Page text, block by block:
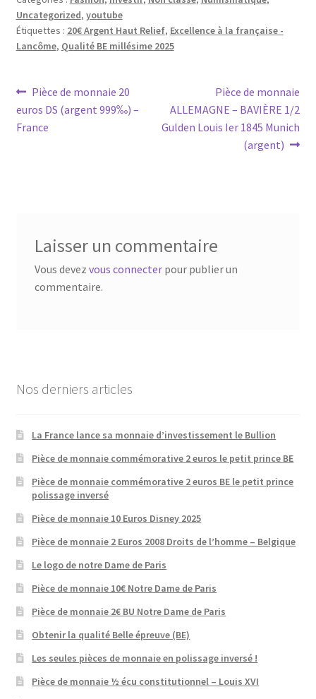
Uncategorized, youtube
Étiquettes : 20€ Argent Haut Relief, Excellence à la française -
Lancôme, Qualité BE millésime 2025
Pièce de monnaie 20
euros DS (argent 999‰) –
France
Pièce de monnaie
ALLEMAGNE – BAVIÈRE 1/2
Gulden Louis Ier 1845 Munich
(argent)
Laisser un commentaire
Vous devez vous connecterpour publier un
commentaire.
Nos derniers articles
La France lance sa monnaie d’investissement le Bullion
Pièce de monnaie commémorative 2 euros le petit prince BE
Pièce de monnaie commémorative 2 euros BE le petit prince
polissage inversé
Pièce de monnaie 10 Euros Disney 2025
Pièce de monnaie 2 Euros 2008 Droits de l’homme – Belgique
Le logo de notre Dame de Paris
Pièce de monnaie 10€ Notre Dame de Paris
Pièce de monnaie 2€ BU Notre Dame de Paris
Obtenir la qualité Belle épreuve (BE)
Les seules pièces de monnaie en polissage inversé !
Pièce de monnaie ½ écu constitutionnel – Louis XVI